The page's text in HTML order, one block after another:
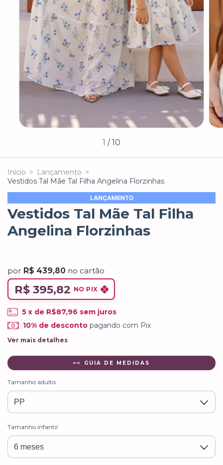
1 / 10
Início > Lançamento >
Vestidos Tal Mãe Tal Filha Angelina Florzinhas
LANÇAMENTO
Vestidos Tal Mãe Tal Filha
Angelina Florzinhas
por R$ 439,80 no cartão
R$ 395,82 NO PIX
5 x de R$87,96 sem juros
10% de desconto pagando com Pix
Ver mais detalhes
GUIA DE MEDIDAS
Tamanho adulto
Tamanho infantil